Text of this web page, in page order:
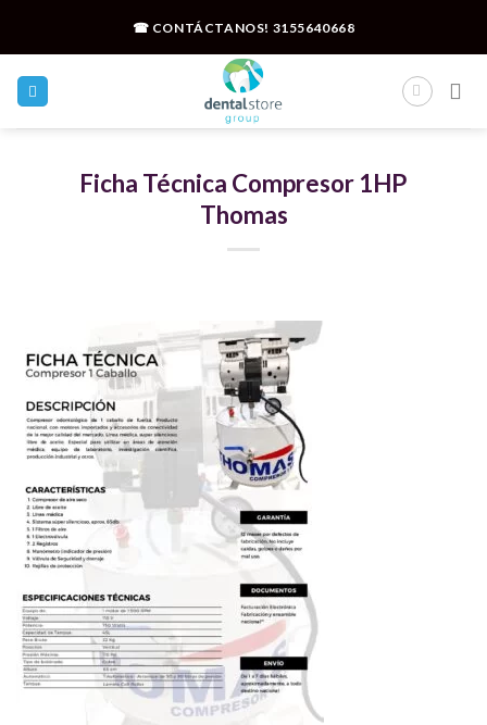
☎ CONTÁCTANOS! 3155640668
Ficha Técnica Compresor 1HP
Thomas